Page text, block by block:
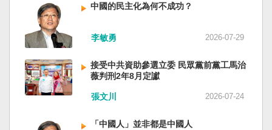
中國的民主化為何不成功？
李敏勇 2026-07-29
接受中共資助參選立委 民眾黨前黨工馬治
薇判刑2年8月定讞
張文川 2026-07-24
「中國人」並非都是中國人